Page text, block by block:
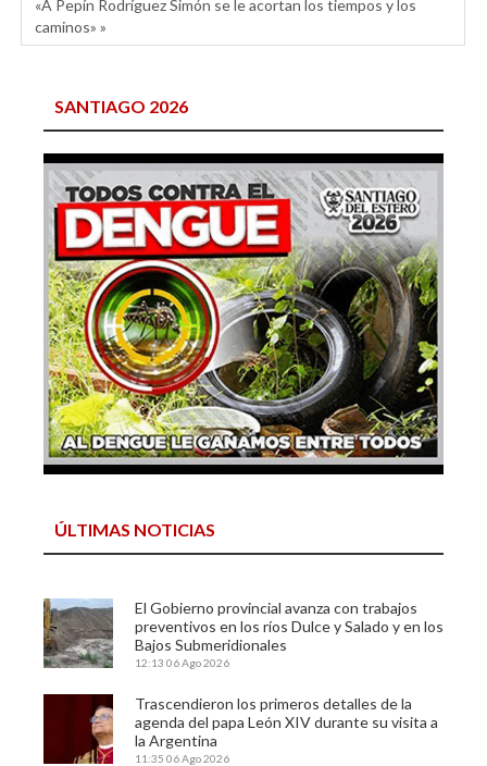
«A Pepín Rodríguez Simón se le acortan los tiempos y los
caminos» »
SANTIAGO 2026
ÚLTIMAS NOTICIAS
El Gobierno provincial avanza con trabajos
preventivos en los ríos Dulce y Salado y en los
Bajos Submeridionales
12:13 06 Ago 2026
Trascendieron los primeros detalles de la
agenda del papa León XIV durante su visita a
la Argentina
11:35 06 Ago 2026